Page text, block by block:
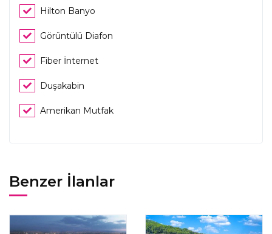
Hilton Banyo
Görüntülü Diafon
Fiber İnternet
Duşakabin
Amerikan Mutfak
Benzer İlanlar